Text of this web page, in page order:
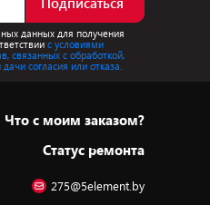
данных для получения
с условиями
связанных с обработкой,
согласия или отказа.
Что с моим заказом?
Статус ремонта
275@5element.by